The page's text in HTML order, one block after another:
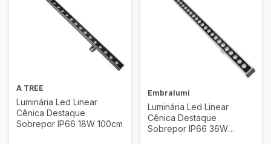
A TREE
Luminária Led Linear
Cênica Destaque
Sobrepor IP66 18W 100cm
Embralumi
Luminária Led Linear
Cênica Destaque
Sobrepor IP66 36W